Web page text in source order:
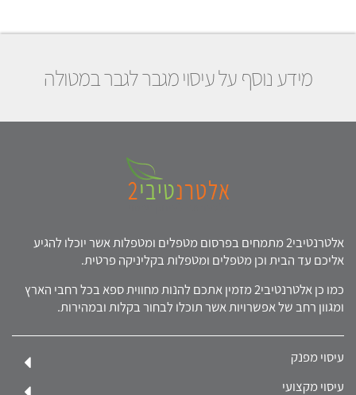
מידע נוסף על עיסוי מגבר לגבר במטולה
אלטרנטיבי2 מתמחים בפרסום מטפלים ומטפלות אשר יוכלו להגיע
אליכם עד הבית וכן מטפלים ומטפלות בקליניקה פרטית.
כמו כן אלטרנטיבי2 מזמין אתכם להנות מחווית ספא בכל רחבי הארץ
ומגוון רחב של אפשרויות אשר תוכלו לבחור בקלות ובמהירות.
עיסוי מפנק
עיסוי מקצועי